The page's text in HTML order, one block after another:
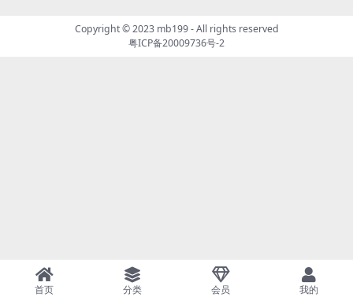
Copyright © 2023 mb199- All rights reserved
粤ICP备20009736号-2
首页 分类 会员 我的